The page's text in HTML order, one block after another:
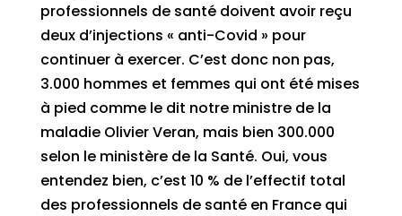
professionnels de santé doivent avoir reçu
deux d’injections « anti-Covid » pour
continuer à exercer. C’est donc non pas,
3.000 hommes et femmes qui ont été mises
à pied comme le dit notre ministre de la
maladie Olivier Veran, mais bien 300.000
selon le ministère de la Santé. Oui, vous
entendez bien, c’est 10 % de l’effectif total
des professionnels de santé en France qui